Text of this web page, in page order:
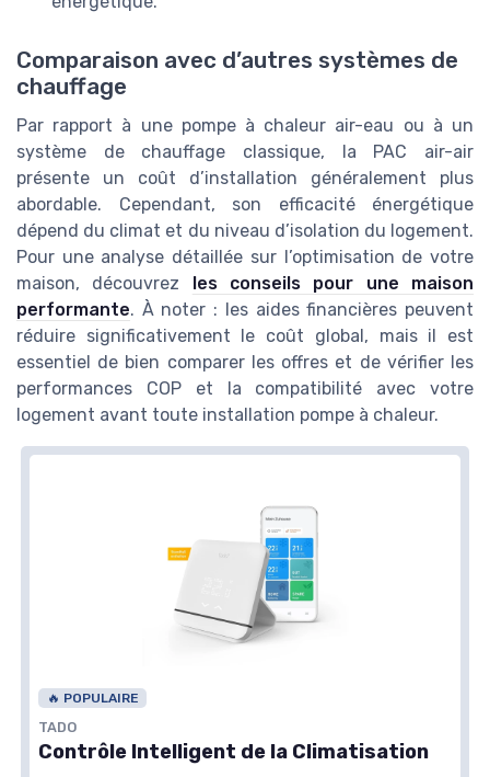
Comparaison avec d’autres systèmes de
chauffage
Par rapport à une pompe à chaleur air-eau ou à un
système de chauffage classique, la PAC air-air
présente un coût d’installation généralement plus
abordable. Cependant, son efficacité énergétique
dépend du climat et du niveau d’isolation du logement.
Pour une analyse détaillée sur l’optimisation de votre
maison, découvrez les conseils pour une maison
performante. À noter : les aides financières peuvent
réduire significativement le coût global, mais il est
essentiel de bien comparer les offres et de vérifier les
performances COP et la compatibilité avec votre
logement avant toute installation pompe à chaleur.
🔥 POPULAIRE
TADO
Contrôle Intelligent de la Climatisation